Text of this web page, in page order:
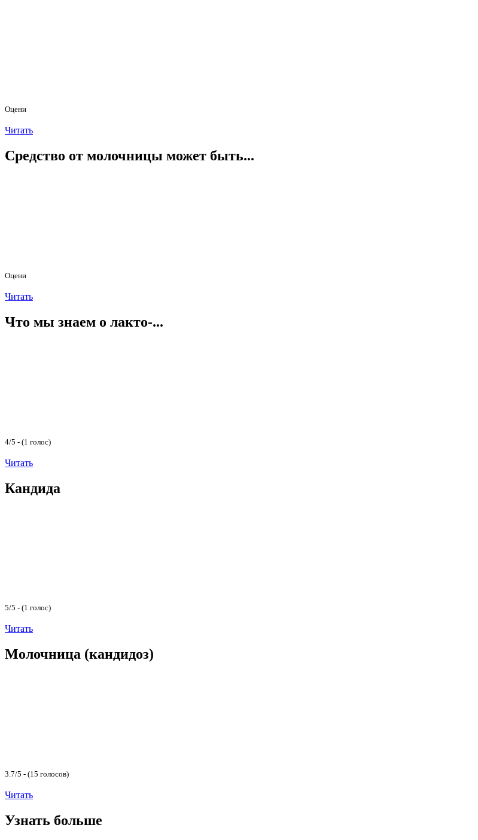
Оцени
Читать
Средство от молочницы может быть...
Оцени
Читать
Что мы знаем о лакто-...
4/5 - (1 голос)
Читать
Кандида
5/5 - (1 голос)
Читать
Молочница (кандидоз)
3.7/5 - (15 голосов)
Читать
Узнать больше